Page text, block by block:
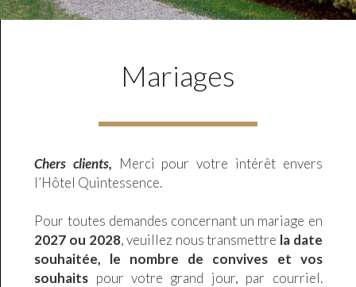
Mariages
Chers clients, Merci pour votre intérêt envers
l’Hôtel Quintessence.
Pour toutes demandes concernant un mariage en
2027 ou 2028, veuillez nous transmettre la date
souhaitée, le nombre de convives et vos
souhaits pour votre grand jour, par courriel.